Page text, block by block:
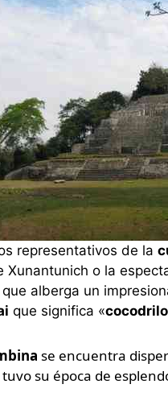
representativos de la
Xunantunich o la
que alberga un
que significa «
se encuentra
su época de